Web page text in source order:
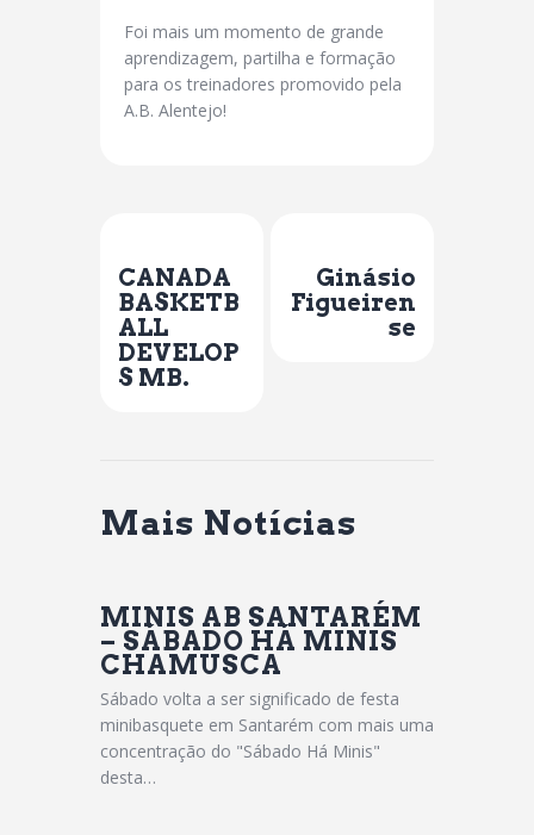
Foi mais um momento de grande
aprendizagem, partilha e formação
para os treinadores promovido pela
A.B. Alentejo!
CANADA
BASKETB
ALL
DEVELOP
S MB.
Ginásio
Figueiren
se
Mais Notícias
MINIS AB SANTARÉM
– SÁBADO HÁ MINIS
CHAMUSCA
Sábado volta a ser significado de festa
minibasquete em Santarém com mais uma
concentração do "Sábado Há Minis"
desta…